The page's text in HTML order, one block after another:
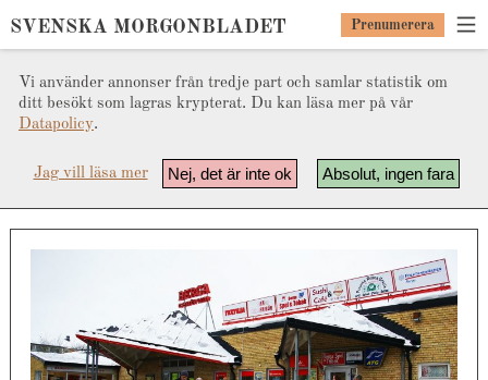
Vi använder annonser från tredje part och samlar statistik om
ditt besökt som lagras krypterat. Du kan läsa mer på vår
Datapolicy.
Absolut, ingen fara
Nej, det är inte ok
Jag vill läsa mer
SVENSKA MORGONBLADET Prenumerera